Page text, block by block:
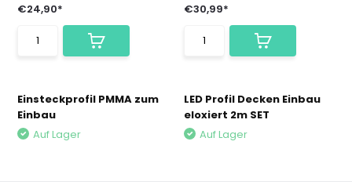
€24,90*
Einsteckprofil PMMA zum
Einbau
Auf Lager
€30,99*
LED Profil Decken Einbau
eloxiert 2m SET
Auf Lager